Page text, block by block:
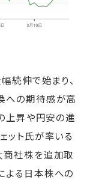
続伸で始まり、
への期待感が高
上昇や円安の進
ット氏が率いる
商社株を追加取
よる日本株への